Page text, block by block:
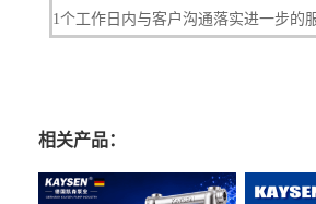
1个工作日内与客户沟通落实进一步的
相关产品：